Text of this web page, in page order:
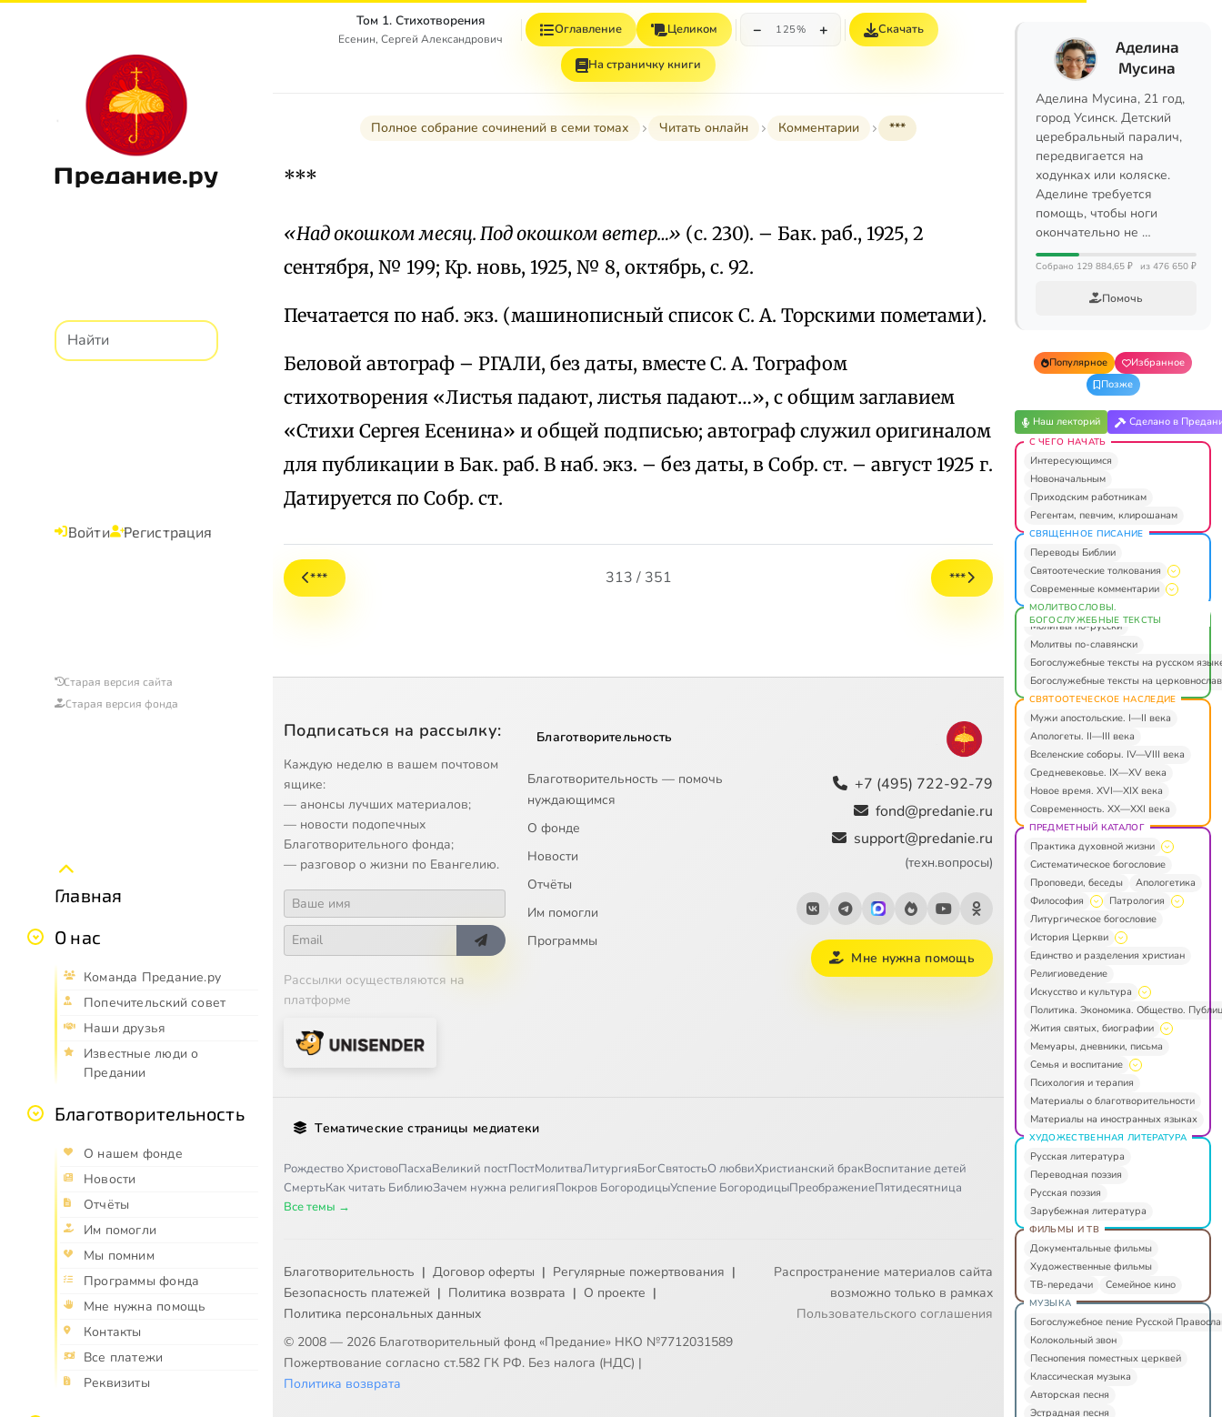
Предание.ру
Войти Регистрация
Старая версия сайта
Старая версия фонда
Главная
О нас
Команда Предание.ру
Попечительский совет
Наши друзья
Известные люди о
Предании
Благотворительность
О нашем фонде
Новости
Отчёты
Им помогли
Мы помним
Программы фонда
Мне нужна помощь
Контакты
Все платежи
Реквизиты
Том 1. Стихотворения
Есенин, Сергей Александрович
Оглавление Целиком − 125% + Скачать
На страничку книги
Полное собрание сочинений в семи томах Читать онлайн Комментарии ***
***
«Над окошком месяц. Под окошком ветер…» (с. 230). – Бак. раб., 1925, 2
сентября, № 199; Кр. новь, 1925, № 8, октябрь, с. 92.
Печатается по наб. экз. (машинописный список С. А. Торскими пометами).
Беловой автограф – РГАЛИ, без даты, вместе С. А. Тографом
стихотворения «Листья падают, листья падают…», с общим заглавием
«Стихи Сергея Есенина» и общей подписью; автограф служил оригиналом
для публикации в Бак. раб. В наб. экз. – без даты, в Собр. ст. – август 1925 г.
Датируется по Собр. ст.
*** 313 / 351 ***
Подписаться на рассылку:
Каждую неделю в вашем почтовом
ящике:
— анонсы лучших материалов;
— новости подопечных
Благотворительного фонда;
— разговор о жизни по Евангелию.
Рассылки осуществляются на
платформе
Благотворительность
Благотворительность — помочь
нуждающимся
О фонде
Новости
Отчёты
Им помогли
Программы
+7 (495) 722-92-79
fond@predanie.ru
support@predanie.ru
(техн.вопросы)
Мне нужна помощь
Тематические страницы медиатеки
Рождество ХристовоПасхаВеликий постПостМолитваЛитургияБогСвятостьО любвиХристианский бракВоспитание детей
СмертьКак читать БиблиюЗачем нужна религияПокров БогородицыУспение БогородицыПреображениеПятидесятница
Все темы →
Благотворительность | Договор оферты | Регулярные пожертвования |
Безопасность платежей | Политика возврата | О проекте |
Политика персональных данных
© 2008 — 2026 Благотворительный фонд «Предание» НКО №7712031589
Пожертвование согласно ст.582 ГК РФ. Без налога (НДС) |
Политика возврата
Распространение материалов сайта
возможно только в рамках
Пользовательского соглашения
Аделина
Мусина
Аделина Мусина, 21 год,
город Усинск. Детский
церебральный паралич,
передвигается на
ходунках или коляске.
Аделине требуется
помощь, чтобы ноги
окончательно не …
Собрано 129 884,65 ₽ из 476 650 ₽
Помочь
Популярное
Избранное
Позже
Наш лекторий Сделано в
С ЧЕГО НАЧАТЬ
Интересующимся
Новоначальным
Приходским работникам
Регентам, певчим, клирошанам
СВЯЩЕННОЕ ПИСАНИЕ
Переводы Библии
Святоотеческие толкования
Современные комментарии
МОЛИТВОСЛОВЫ.
БОГОСЛУЖЕБНЫЕ ТЕКСТЫ
Молитвы по-русски
Молитвы по-славянски
Богослужебные тексты на русском
Богослужебные тексты на
СВЯТООТЕЧЕСКОЕ НАСЛЕДИЕ
Мужи апостольские. I—II века
Апологеты. II—III века
Вселенские соборы. IV—VIII века
Средневековье. IX—XV века
Новое время. XVI—XIX века
Современность. XX—XXI века
ПРЕДМЕТНЫЙ КАТАЛОГ
Практика духовной жизни
Систематическое богословие
Проповеди, беседы
Апологетика
Философия
Патрология
Литургическое богословие
История Церкви
Единство и разделения христиан
Религиоведение
Искусство и культура
Политика. Экономика. Общество.
Жития святых, биографии
Мемуары, дневники, письма
Семья и воспитание
Психология и терапия
Материалы о благотворительности
Материалы на иностранных языках
ХУДОЖЕСТВЕННАЯ ЛИТЕРАТУРА
Русская литература
Переводная поэзия
Русская поэзия
Зарубежная литература
ФИЛЬМЫ И ТВ
Документальные фильмы
Художественные фильмы
ТВ-передачи
Семейное кино
МУЗЫКА
Богослужебное пение Русской
Колокольный звон
Песнопения поместных церквей
Классическая музыка
Авторская песня
Эстрадная песня